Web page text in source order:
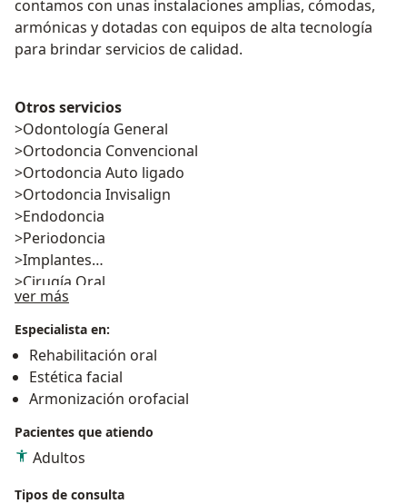
contamos con unas instalaciones amplias, cómodas,
armónicas y dotadas con equipos de alta tecnología
para brindar servicios de calidad.
Otros servicios
>Odontología General
>Ortodoncia Convencional
>Ortodoncia Auto ligado
>Ortodoncia Invisalign
>Endodoncia
>Periodoncia
>Implantes
>Cirugía Oral
>Rehabilitación Oral
>Placa Miorrelajante
>Reparación convencional
>Control de Diseño
>Urgencia Estética
ver más
Especialista en:
Rehabilitación oral
Estética facial
Armonización orofacial
Pacientes que atiendo
Adultos
Tipos de consulta